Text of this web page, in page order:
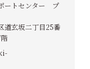
ートセンター プ
道玄坂二丁目25番